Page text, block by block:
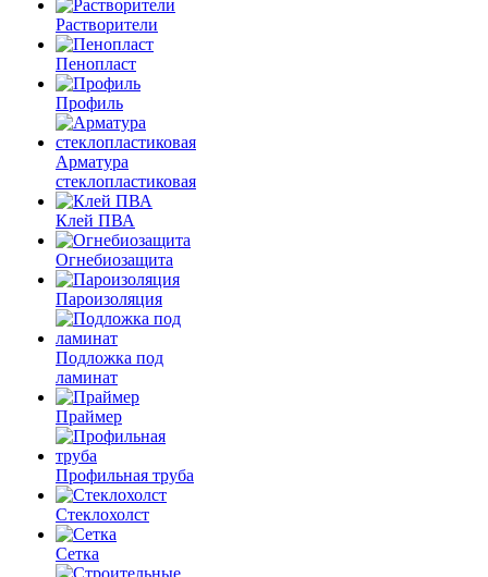
Растворители
Пенопласт
Профиль
Арматура
стеклопластиковая
Клей ПВА
Огнебиозащита
Пароизоляция
Подложка под
ламинат
Праймер
Профильная труба
Стеклохолст
Сетка